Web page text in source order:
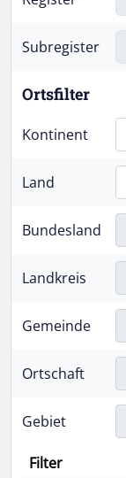
Subregister
Ortsfilter
Kontinent
Land
Bundesland
Landkreis
Gemeinde
Ortschaft
Gebiet
Filter